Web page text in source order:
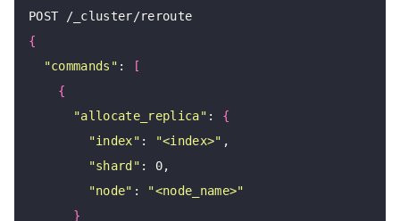
{
"commands" :
[
{
"allocate_replica" : {
"index" : "<index>" ,
"shard" : 0,
"node" :
"<node_name>"
}